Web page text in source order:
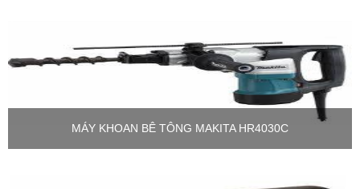
MÁY KHOAN BÊ TÔNG MAKITA HR4030C